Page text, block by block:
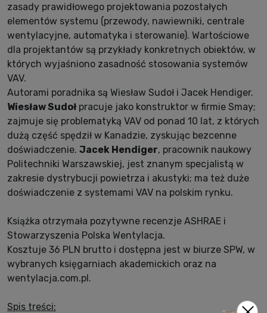
zasady prawidłowego projektowania pozostałych
elementów systemu (przewody, nawiewniki, centrale
wentylacyjne, automatyka i sterowanie). Wartościowe
dla projektantów są przykłady konkretnych obiektów, w
których wyjaśniono zasadność stosowania systemów
VAV.
Autorami poradnika są Wiesław Sudoł i Jacek Hendiger.
Wiesław Sudoł pracuje jako konstruktor w firmie Smay;
zajmuje się problematyką VAV od ponad 10 lat, z których
dużą część spędził w Kanadzie, zyskując bezcenne
doświadczenie. Jacek Hendiger, pracownik naukowy
Politechniki Warszawskiej, jest znanym specjalistą w
zakresie dystrybucji powietrza i akustyki; ma też duże
doświadczenie z systemami VAV na polskim rynku.
Książka otrzymała pozytywne recenzje ASHRAE i
Stowarzyszenia Polska Wentylacja.
Kosztuje 36 PLN brutto i dostępna jest w biurze SPW, w
wybranych księgarniach akademickich oraz na
wentylacja.com.pl.
Spis treści: